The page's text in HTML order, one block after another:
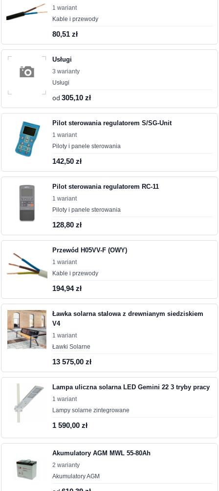
1 wariant
Kable i przewody
80,51 zł
Usługi
3 warianty
Usługi
od305,10 zł
Pilot sterowania regulatorem S/SG-Unit
1 wariant
Piloty i panele sterowania
142,50 zł
Pilot sterowania regulatorem RC-11
1 wariant
Piloty i panele sterowania
128,80 zł
Przewód H05VV-F (OWY)
1 wariant
Kable i przewody
194,94 zł
Ławka solarna stalowa z drewnianym siedziskiem
V4
1 wariant
Ławki Solarne
13 575,00 zł
Lampa uliczna solarna LED Gemini 22 3 tryby pracy
1 wariant
Lampy solarne zintegrowane
1 590,00 zł
Akumulatory AGM MWL 55-80Ah
2 warianty
Akumulatory AGM